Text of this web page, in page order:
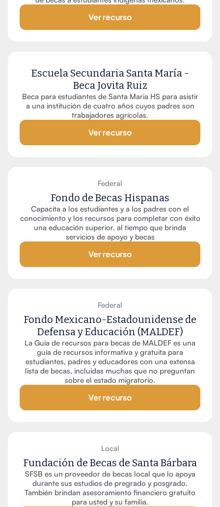
Ver recurso
Escuela Secundaria Santa María -
Beca Jovita Ruiz
Beca para estudiantes de Santa Maria HS para asistir
a una institución de cuatro años cuyos padres son
trabajadores agrícolas.
Ver recurso
Federal
Fondo de Becas Hispanas
Capacita a los estudiantes y a los padres con el
conocimiento y los recursos para completar con éxito
una educación superior, al tiempo que brinda
servicios de apoyo y becas
Ver recurso
Federal
Fondo Mexicano-Estadounidense de
Defensa y Educación (MALDEF)
La Guía de recursos para becas de MALDEF es una
guía de recursos informativa y gratuita para
estudiantes, padres y educadores con una extensa
lista de becas, incluidas muchas que no preguntan
sobre el estado migratorio.
Ver recurso
Local
Fundación de Becas de Santa Bárbara
SFSB es un proveedor de becas local que lo apoya
durante sus estudios de pregrado y posgrado.
También brindan asesoramiento financiero gratuito
para usted y su familia.